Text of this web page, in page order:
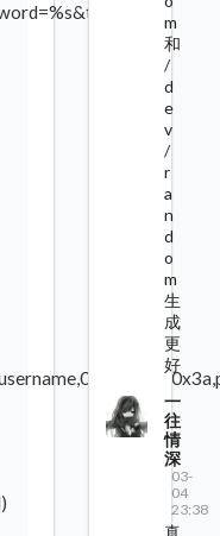
m
和
/
d
e
v
/
r
a
n
d
o
m
生
成
更
好
一
往
情
深
03-
04
23:38